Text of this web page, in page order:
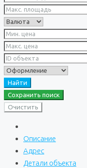
Найти
Сохранить поиск
Очистить
Описание
Адрес
Детали объекта